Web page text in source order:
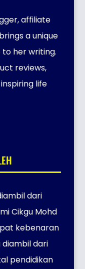
affiliate
a unique
her writing.
reviews,
life
dari
Cikgu Mohd
kebenaran
diambil dari
pendidikan